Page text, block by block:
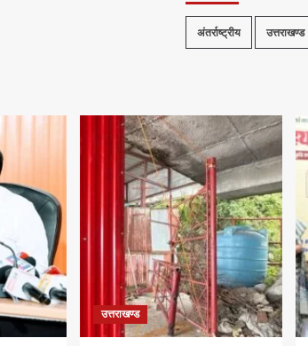
अंतर्राष्ट्रीय उत्तराखण्ड
उत्तराखण्ड